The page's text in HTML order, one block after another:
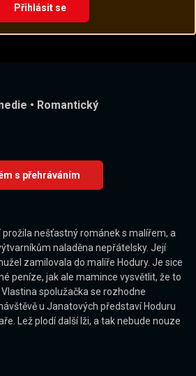
Přihlásit se
• Romantický
s přehráváním
prožila nešťastný románek s malířem, a
naladěna nepřátelsky. Její
zamilovala do malíře Hodury. Je sice
peníze, jak ale mamince vysvětlit, že to
spolužačka se rozhodne
u Janatových představí Hoduru
Lež plodí další lži, a tak nebude nouze